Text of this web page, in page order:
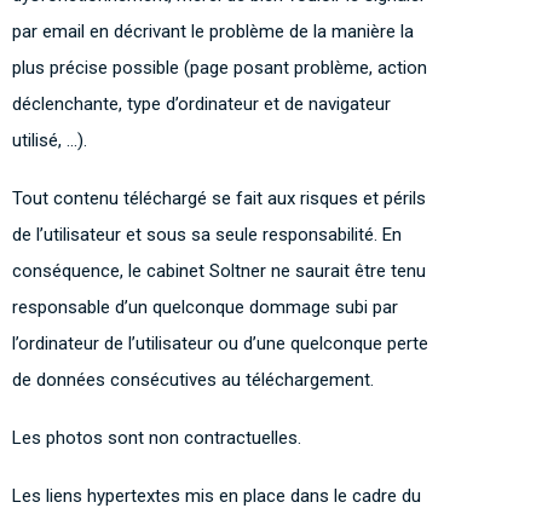
par email en décrivant le problème de la manière la
plus précise possible (page posant problème, action
déclenchante, type d’ordinateur et de navigateur
utilisé, …).
Tout contenu téléchargé se fait aux risques et périls
de l’utilisateur et sous sa seule responsabilité. En
conséquence, le cabinet Soltner ne saurait être tenu
responsable d’un quelconque dommage subi par
l’ordinateur de l’utilisateur ou d’une quelconque perte
de données consécutives au téléchargement.
Les photos sont non contractuelles.
Les liens hypertextes mis en place dans le cadre du